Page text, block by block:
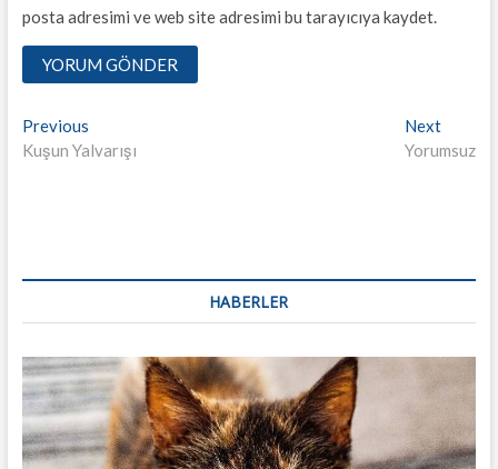
posta adresimi ve web site adresimi bu tarayıcıya kaydet.
Yazı
dolaşımı
PreviousPrevious
post:
Kuşun Yalvarışı
NextNext
post:
Yorumsuz
HABERLER